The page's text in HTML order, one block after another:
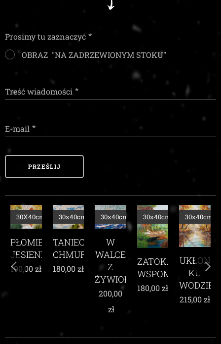
Prosimy tu zaznaczyć
OBRAZ "NA ZADRZEWIONYM STOKU"
Treść wiadomości
E-mail
PRZEŚLIJ
PŁOMIEŃ
JESIENI
30X40cm
190,00zł
TANIEC
CHMUR
30x40cm
180,00zł
W
WALCE
Z
ŻYWIOŁEM
30x40cm
200,00
zł
ZATOKA
WSPOMNIEŃ
30x40cm
180,00zł
UKŁON
KU
WODZIE
30x40cm
215,00zł